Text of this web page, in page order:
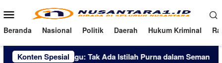
ke
konten
Menu
Mobile
Beranda Nasional Politik Daerah Hukum Kriminal
Konten Spesial
Zet Ringu: Tak Ada Istilah Purna dalam Semangat